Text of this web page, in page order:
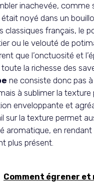
inachevée, comme
noyé dans un
classiques français, le
ou le velouté de
que l’onctuosité et
la richesse des
ne consiste donc pas
à sublimer la texture
enveloppante et
sur la texture permet
aromatique, en
plus présent.
Comment égrener et